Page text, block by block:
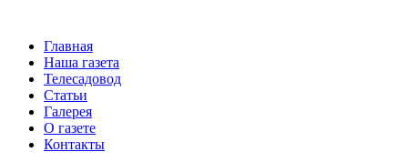
Главная
Наша газета
Телесадовод
Статьи
Галерея
О газете
Контакты